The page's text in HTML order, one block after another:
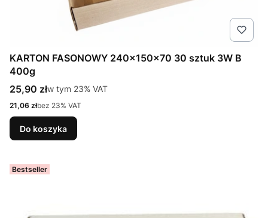
KARTON FASONOWY 240x150x70 30 sztuk 3W B
400g
Cena brutto
25,90 złw tym %s VAT
w tym 23% VAT
Cena netto
21,06 złbez 23% VAT
Do koszyka
Bestseller